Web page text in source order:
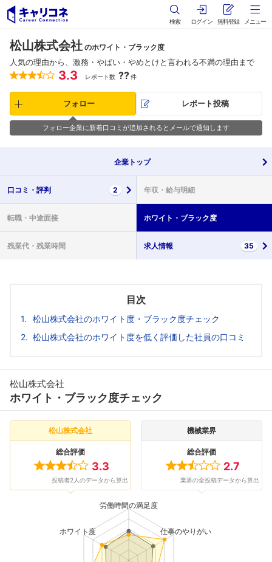
検索 ログイン 無料登録 メニュー
松山株式会社 のホワイト・ブラック度
人気の理由から、激務・やばい・やめとけと言われる不満の理由まで
3.3 レポート数 ??件
フォロー レポート投稿
フォロー企業に新着口コミが追加されるとメールで通知します
企業 トップ
口コミ・ 評判 2 年収・ 給与明細
転職・ 中途面接 ホワイト・ ブラック度
残業代・ 残業時間 求人情報 35
目次
松山株式会社のホワイト度・ブラック度チェック
松山株式会社のホワイト度を低く評価した社員の口コミ
松山株式会社
ホワイト・ブラック度チェック
松山株式会社
総合評価
3.3
投稿者2人のデータから算出
機械業界
総合評価
2.7
業界の全投稿データから算出